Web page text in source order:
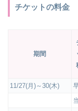
チケットの料金
期間
11/27(月)～30(木)